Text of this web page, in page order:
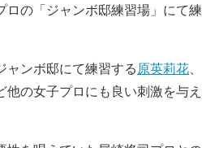
ロの「ジャンボ邸練習場」にて練
ャンボ邸にて練習する原英莉花、
他の女子プロにも良い刺激を与え